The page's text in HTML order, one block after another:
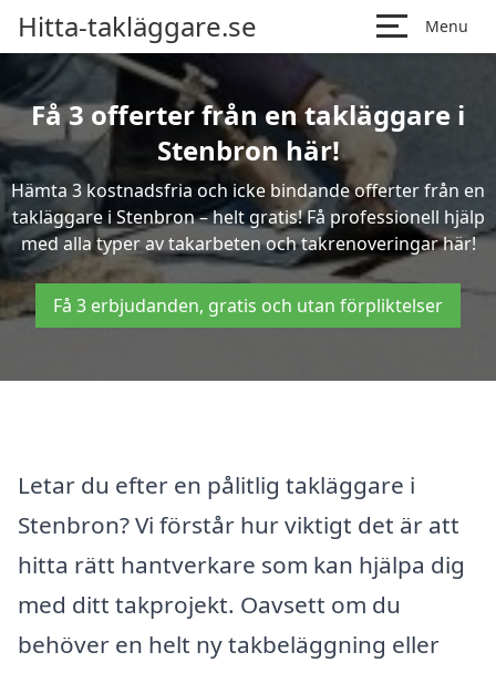
Hitta-takläggare.se Menu
Få 3 offerter från en takläggare i
Stenbron här!
Hämta 3 kostnadsfria och icke bindande offerter från en
takläggare i Stenbron – helt gratis! Få professionell hjälp
med alla typer av takarbeten och takrenoveringar här!
Få 3 erbjudanden, gratis och utan förpliktelser
Letar du efter en pålitlig takläggare i
Stenbron? Vi förstår hur viktigt det är att
hitta rätt hantverkare som kan hjälpa dig
med ditt takprojekt. Oavsett om du
behöver en helt ny takbeläggning eller